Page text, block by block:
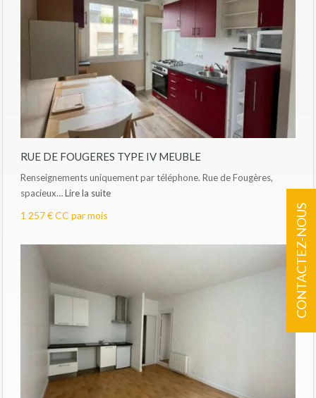
RUE DE FOUGERES TYPE IV MEUBLE
Renseignements uniquement par téléphone. Rue de Fougères,
spacieux…Lire la suite
1 257 € CC par mois CONTACTEZ-NOUS